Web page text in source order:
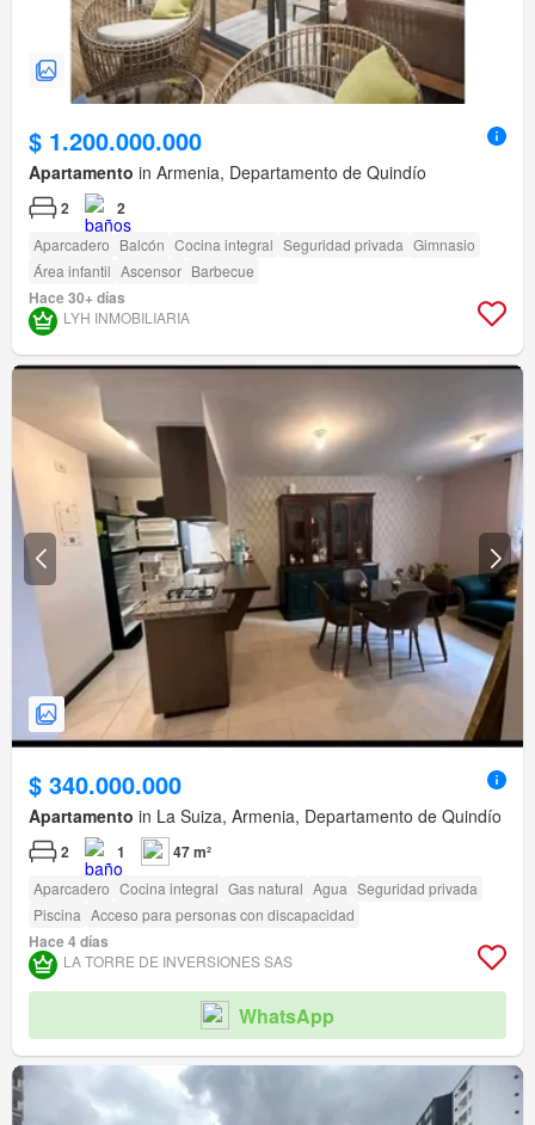
$ 1.200.000.000
Apartamento in Armenia, Departamento de Quindío
2 2
Aparcadero Balcón Cocina integral Seguridad privada Gimnasio
Área infantil Ascensor Barbecue
Hace 30+ días
LYH INMOBILIARIA
$ 340.000.000
Apartamento in La Suiza, Armenia, Departamento de Quindío
2 1 47 m²
Aparcadero Cocina integral Gas natural Agua Seguridad privada
Piscina Acceso para personas con discapacidad
Hace 4 días
LA TORRE DE INVERSIONES SAS
WhatsApp